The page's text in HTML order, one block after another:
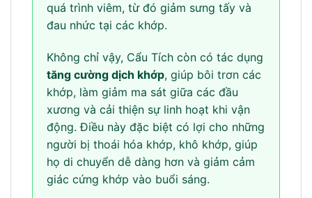
quá trình viêm, từ đó giảm sưng tấy và
đau nhức tại các khớp.
Không chỉ vậy, Cẩu Tích còn có tác dụng
tăng cường dịch khớp, giúp bôi trơn các
khớp, làm giảm ma sát giữa các đầu
xương và cải thiện sự linh hoạt khi vận
động. Điều này đặc biệt có lợi cho những
người bị thoái hóa khớp, khô khớp, giúp
họ di chuyển dễ dàng hơn và giảm cảm
giác cứng khớp vào buổi sáng.